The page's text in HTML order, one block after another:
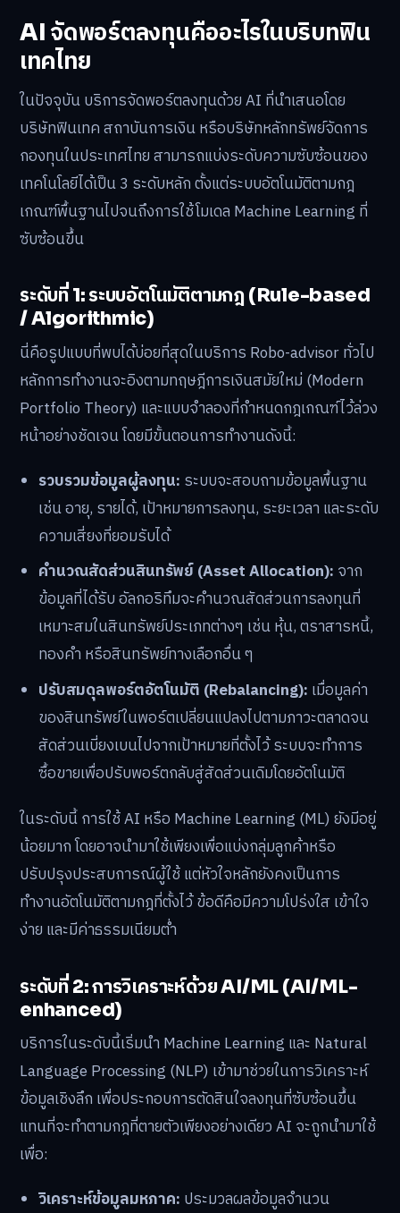
AI จัดพอร์ตลงทุนคืออะไรในบริบทฟิน
เทคไทย
ในปัจจุบัน บริการจัดพอร์ตลงทุนด้วย AI ที่นำเสนอโดย
บริษัทฟินเทค สถาบันการเงิน หรือบริษัทหลักทรัพย์จัดการ
กองทุนในประเทศไทย สามารถแบ่งระดับความซับซ้อนของ
เทคโนโลยีได้เป็น 3 ระดับหลัก ตั้งแต่ระบบอัตโนมัติตามกฎ
เกณฑ์พื้นฐานไปจนถึงการใช้โมเดล Machine Learning ที่
ซับซ้อนขึ้น
ระดับที่ 1: ระบบอัตโนมัติตามกฎ (Rule-based
/ Algorithmic)
นี่คือรูปแบบที่พบได้บ่อยที่สุดในบริการ Robo-advisor ทั่วไป
หลักการทำงานจะอิงตามทฤษฎีการเงินสมัยใหม่ (Modern
Portfolio Theory) และแบบจำลองที่กำหนดกฎเกณฑ์ไว้ล่วง
หน้าอย่างชัดเจน โดยมีขั้นตอนการทำงานดังนี้:
รวบรวมข้อมูลผู้ลงทุน: ระบบจะสอบถามข้อมูลพื้นฐาน
เช่น อายุ, รายได้, เป้าหมายการลงทุน, ระยะเวลา และระดับ
ความเสี่ยงที่ยอมรับได้
คำนวณสัดส่วนสินทรัพย์ (Asset Allocation): จาก
ข้อมูลที่ได้รับ อัลกอริทึมจะคำนวณสัดส่วนการลงทุนที่
เหมาะสมในสินทรัพย์ประเภทต่างๆ เช่น หุ้น, ตราสารหนี้,
ทองคำ หรือสินทรัพย์ทางเลือกอื่น ๆ
ปรับสมดุลพอร์ตอัตโนมัติ (Rebalancing): เมื่อมูลค่า
ของสินทรัพย์ในพอร์ตเปลี่ยนแปลงไปตามภาวะตลาดจน
สัดส่วนเบี่ยงเบนไปจากเป้าหมายที่ตั้งไว้ ระบบจะทำการ
ซื้อขายเพื่อปรับพอร์ตกลับสู่สัดส่วนเดิมโดยอัตโนมัติ
ในระดับนี้ การใช้ AI หรือ Machine Learning (ML) ยังมีอยู่
น้อยมาก โดยอาจนำมาใช้เพียงเพื่อแบ่งกลุ่มลูกค้าหรือ
ปรับปรุงประสบการณ์ผู้ใช้ แต่หัวใจหลักยังคงเป็นการ
ทำงานอัตโนมัติตามกฎที่ตั้งไว้ ข้อดีคือมีความโปร่งใส เข้าใจ
ง่าย และมีค่าธรรมเนียมต่ำ
ระดับที่ 2: การวิเคราะห์ด้วย AI/ML (AI/ML-
enhanced)
บริการในระดับนี้เริ่มนำ Machine Learning และ Natural
Language Processing (NLP) เข้ามาช่วยในการวิเคราะห์
ข้อมูลเชิงลึก เพื่อประกอบการตัดสินใจลงทุนที่ซับซ้อนขึ้น
แทนที่จะทำตามกฎที่ตายตัวเพียงอย่างเดียว AI จะถูกนำมาใช้
เพื่อ:
วิเคราะห์ข้อมูลมหภาค: ประมวลผลข้อมูลจำนวน